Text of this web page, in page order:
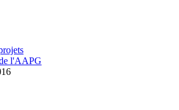
l'AAPG